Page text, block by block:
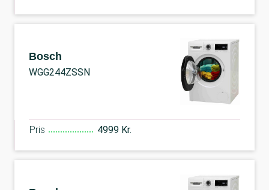
Bosch
WGG244ZSSN
Pris 4999 Kr.